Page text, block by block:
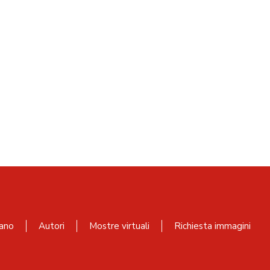
Autori Mostre virtuali Richiesta immagini